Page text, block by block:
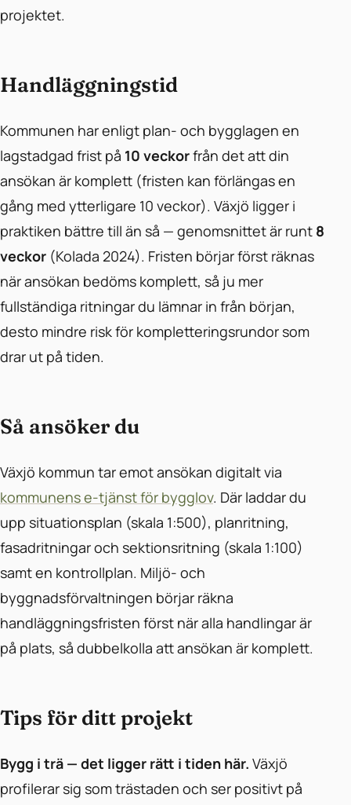
projektet.
Handläggningstid
Kommunen har enligt plan- och bygglagen en
lagstadgad frist på 10 veckorfrån det att din
ansökan är komplett (fristen kan förlängas en
gång med ytterligare 10 veckor). Växjö ligger i
praktiken bättre till än så — genomsnittet är runt 8
veckor (Kolada 2024). Fristen börjar först räknas
när ansökan bedöms komplett, så ju mer
fullständiga ritningar du lämnar in från början,
desto mindre risk för kompletteringsrundor som
drar ut på tiden.
Så ansöker du
Växjö kommun tar emot ansökan digitalt via
kommunens e-tjänst för bygglov. Där laddar du
upp situationsplan (skala 1:500), planritning,
fasadritningar och sektionsritning (skala 1:100)
samt en kontrollplan. Miljö- och
byggnadsförvaltningen börjar räkna
handläggningsfristen först när alla handlingar är
på plats, så dubbelkolla att ansökan är komplett.
Tips för ditt projekt
Bygg i trä — det ligger rätt i tiden här. Växjö
profilerar sig som trästaden och ser positivt på